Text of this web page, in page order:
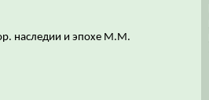
наследии и эпохе М.М.